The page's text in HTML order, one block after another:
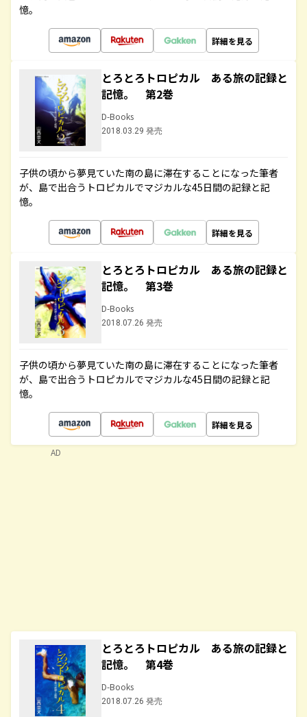
憶。
詳細を見る
とろとろトロピカル ある旅の記録と
記憶。 第2巻
D-Books
2018.03.29 発売
子供の頃から夢見ていた南の島に滞在することになった筆者
が、島で出合うトロピカルでマジカルな45日間の記録と記
憶。
詳細を見る
とろとろトロピカル ある旅の記録と
記憶。 第3巻
D-Books
2018.07.26 発売
子供の頃から夢見ていた南の島に滞在することになった筆者
が、島で出合うトロピカルでマジカルな45日間の記録と記
憶。
詳細を見る
とろとろトロピカル ある旅の記録と
記憶。 第4巻
D-Books
2018.07.26 発売
AD